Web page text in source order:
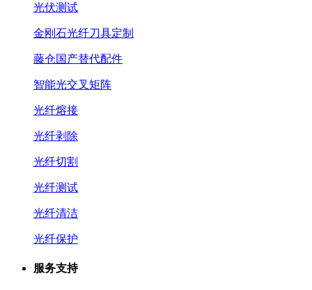
光伏测试
金刚石光纤刀具定制
藤仓国产替代配件
智能光交叉矩阵
光纤熔接
光纤剥除
光纤切割
光纤测试
光纤清洁
光纤保护
服务支持